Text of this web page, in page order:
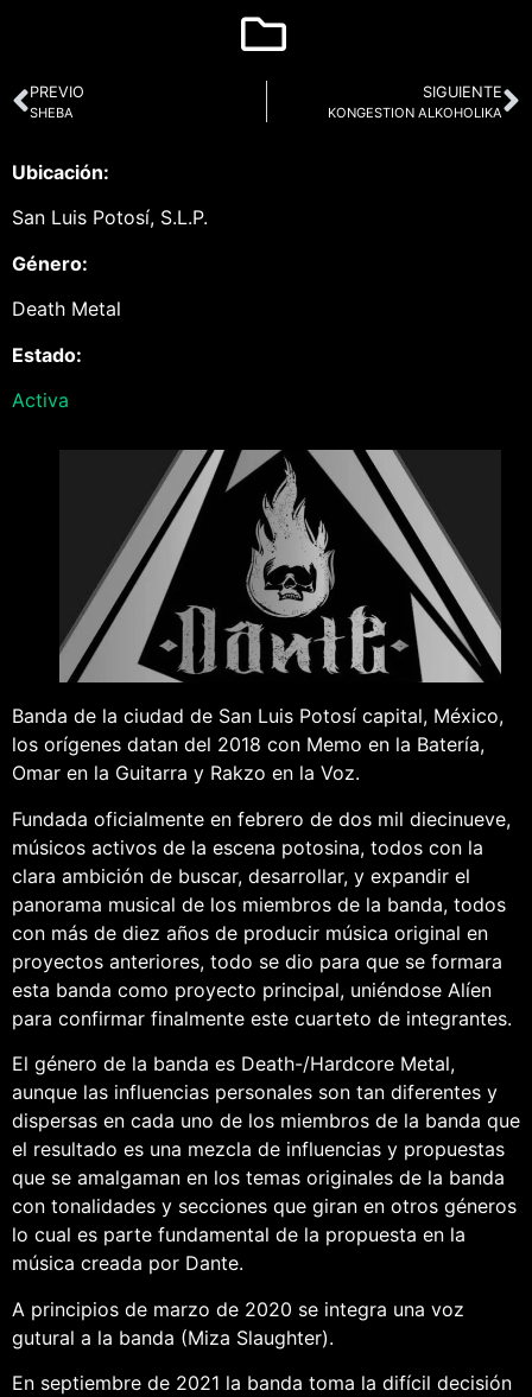
PREVIO
SHEBA
SIGUIENTE
KONGESTION ALKOHOLIKA
Ubicación:
San Luis Potosí, S.L.P.
Género:
Death Metal
Estado:
Activa
Banda de la ciudad de San Luis Potosí capital, México,
los orígenes datan del 2018 con Memo en la Batería,
Omar en la Guitarra y Rakzo en la Voz.
Fundada oficialmente en febrero de dos mil diecinueve,
músicos activos de la escena potosina, todos con la
clara ambición de buscar, desarrollar, y expandir el
panorama musical de los miembros de la banda, todos
con más de diez años de producir música original en
proyectos anteriores, todo se dio para que se formara
esta banda como proyecto principal, uniéndose Alíen
para confirmar finalmente este cuarteto de integrantes.
El género de la banda es Death-/Hardcore Metal,
aunque las influencias personales son tan diferentes y
dispersas en cada uno de los miembros de la banda que
el resultado es una mezcla de influencias y propuestas
que se amalgaman en los temas originales de la banda
con tonalidades y secciones que giran en otros géneros
lo cual es parte fundamental de la propuesta en la
música creada por Dante.
A principios de marzo de 2020 se integra una voz
gutural a la banda (Miza Slaughter).
En septiembre de 2021 la banda toma la difícil decisión